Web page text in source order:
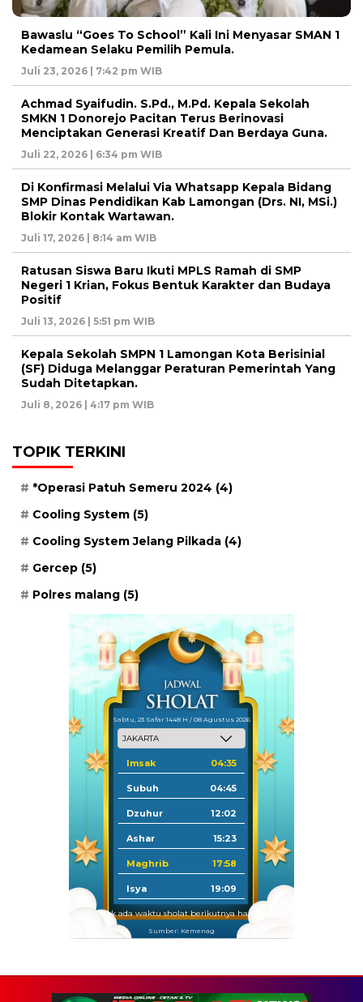
Bawaslu “Goes To School” Kali Ini Menyasar SMAN 1
Kedamean Selaku Pemilih Pemula.
Juli 23, 2026 | 7:42 pm WIB
Achmad Syaifudin. S.Pd., M.Pd. Kepala Sekolah
SMKN 1 Donorejo Pacitan Terus Berinovasi
Menciptakan Generasi Kreatif Dan Berdaya Guna.
Juli 22, 2026 | 6:34 pm WIB
Di Konfirmasi Melalui Via Whatsapp Kepala Bidang
SMP Dinas Pendidikan Kab Lamongan (Drs. NI, MSi.)
Blokir Kontak Wartawan.
Juli 17, 2026 | 8:14 am WIB
Ratusan Siswa Baru Ikuti MPLS Ramah di SMP
Negeri 1 Krian, Fokus Bentuk Karakter dan Budaya
Positif
Juli 13, 2026 | 5:51 pm WIB
Kepala Sekolah SMPN 1 Lamongan Kota Berisinial
(SF) Diduga Melanggar Peraturan Pemerintah Yang
Sudah Ditetapkan.
Juli 8, 2026 | 4:17 pm WIB
TOPIK TERKINI
*Operasi Patuh Semeru 2024 (4)
Cooling System (5)
Cooling System Jelang Pilkada (4)
Gercep (5)
Polres malang (5)
Sabtu, 23 Safar 1448 H / 08 Agustus 2026
Imsak 04:35
Subuh 04:45
Dzuhur 12:02
Ashar 15:23
Maghrib 17:58
Isya 19:09
Tidak ada waktu sholat berikutnya hari ini.
Sumber: Kemenag